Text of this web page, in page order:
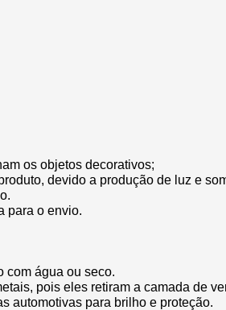
os objetos decorativos;
devido a produção de luz e
para o envio.
com água ou seco.
pois eles retiram a camada de
automotivas para brilho e proteção.